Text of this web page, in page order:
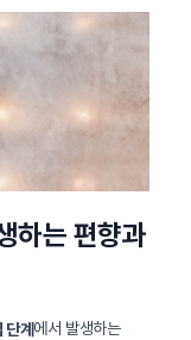
하는 편향과
단계에서 발생하는